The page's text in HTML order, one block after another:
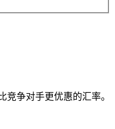
竞争对手更优惠的汇率。